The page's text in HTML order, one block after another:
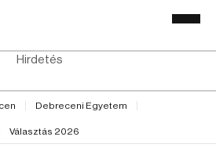
Hirdetés
Debreceni Egyetem
Választás 2026